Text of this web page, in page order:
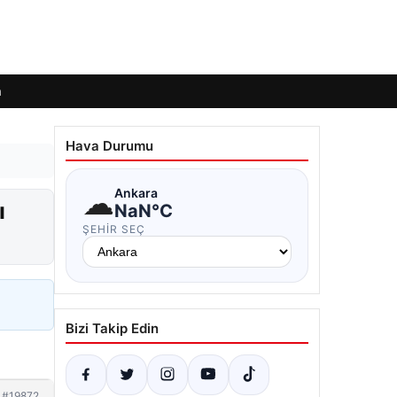
Hava Durumu
☁Ankara
NaN°C
ŞEHIR SEÇ
Bizi Takip Edin